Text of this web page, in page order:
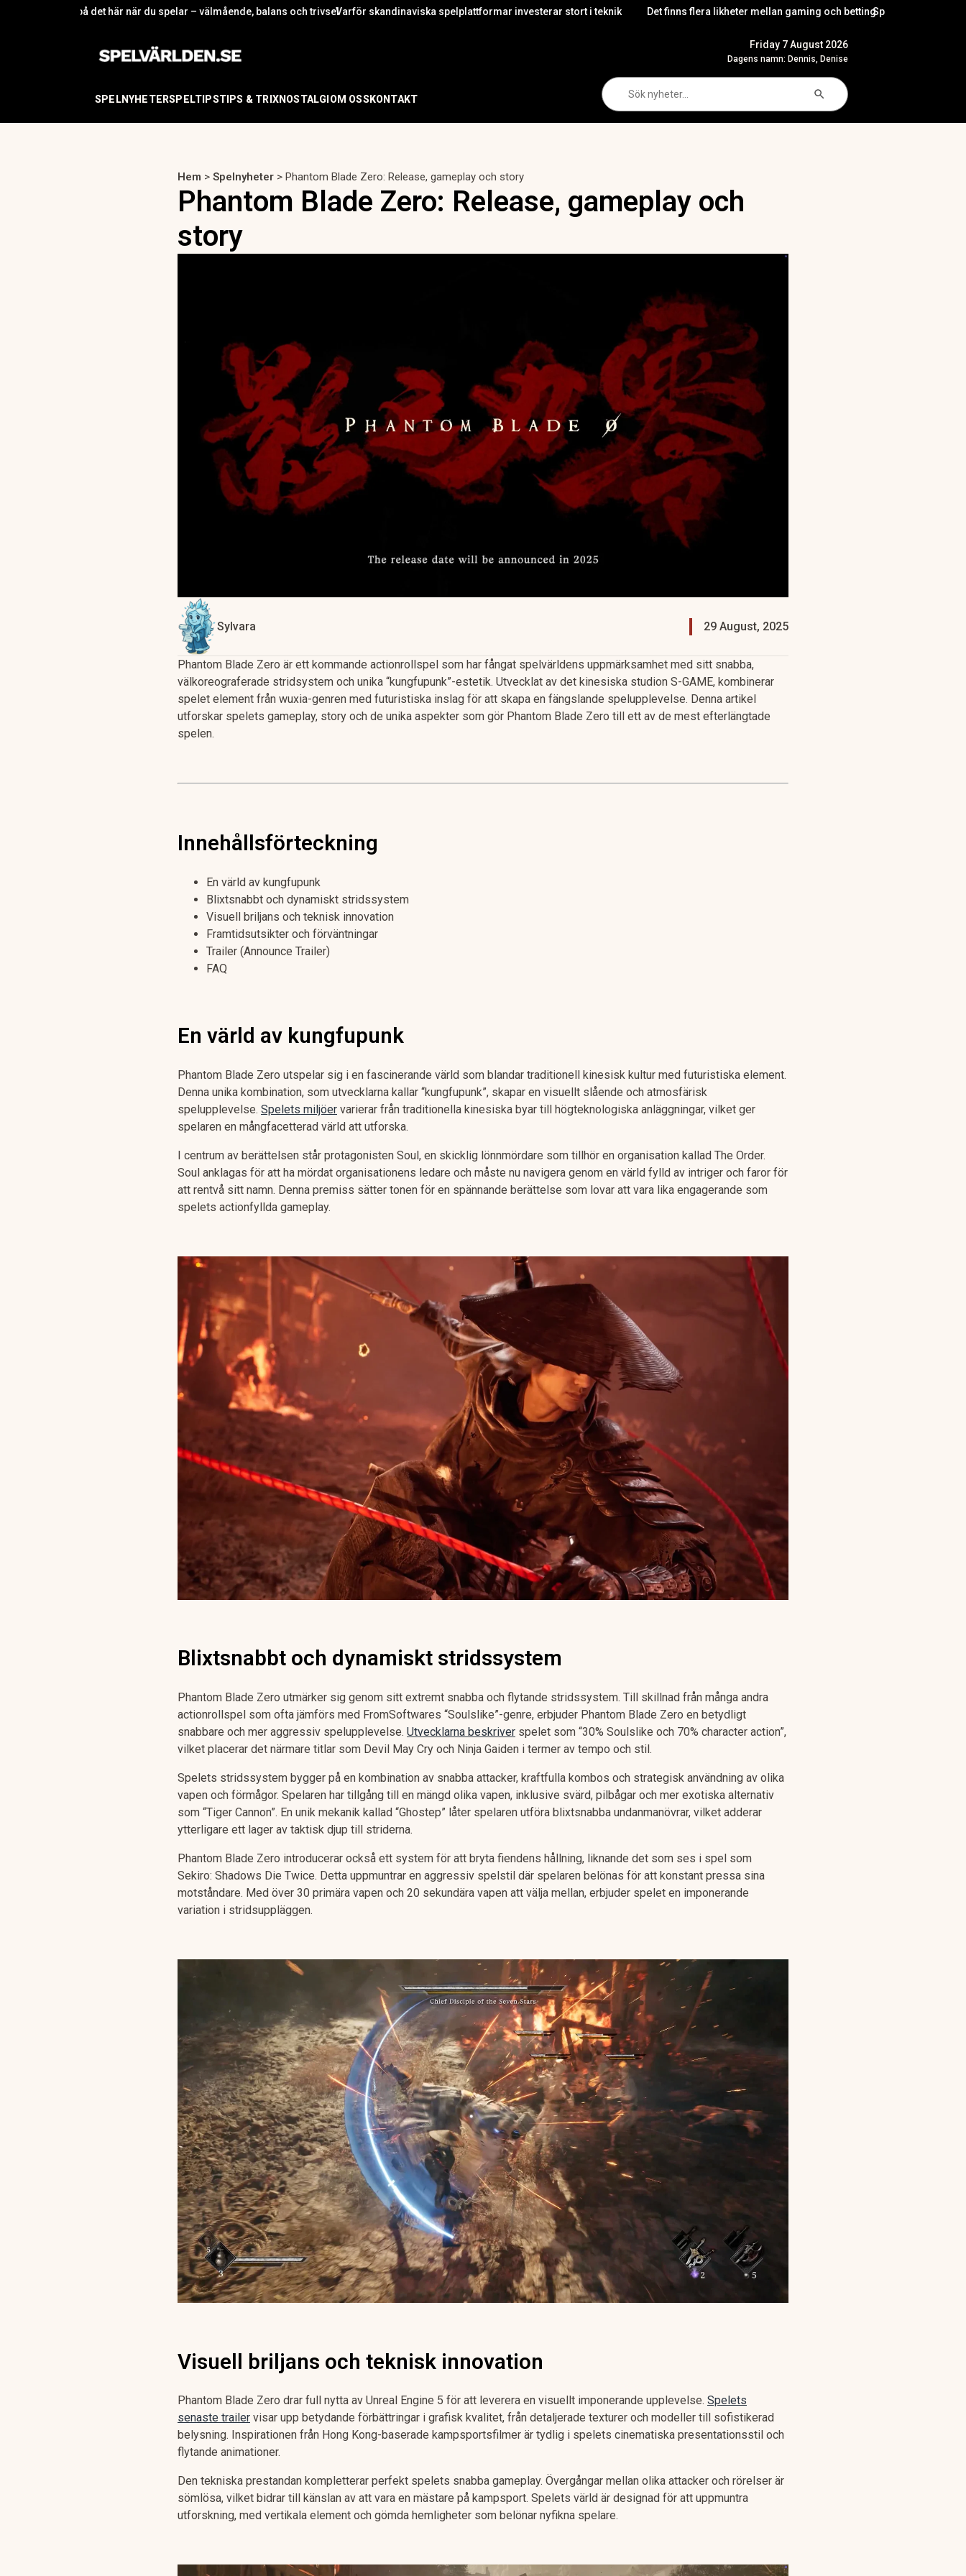
här när du spelar – välmående, balans och trivselVarför skandinaviska spelplattformar investerar stort i teknik Det finns flera likheter mellan gaming och bettingSpelpsykologi: varför transparens och
SPELNYHETERSPELTIPSTIPS & TRIXNOSTALGIOM OSSKONTAKT
Friday 7 August 2026
Dagens namn: Dennis, Denise
for:
Search Button
Hem > Spelnyheter > Phantom Blade Zero: Release, gameplay och story
Phantom Blade Zero: Release, gameplay och
story
Sylvara 29 August, 2025
Phantom Blade Zero är ett kommande actionrollspel som har fångat spelvärldens uppmärksamhet med sitt snabba,
välkoreograferade stridsystem och unika “kungfupunk”-estetik. Utvecklat av det kinesiska studion S-GAME, kombinerar
spelet element från wuxia-genren med futuristiska inslag för att skapa en fängslande spelupplevelse. Denna artikel
utforskar spelets gameplay, story och de unika aspekter som gör Phantom Blade Zero till ett av de mest efterlängtade
spelen.
Innehållsförteckning
En värld av kungfupunk
Blixtsnabbt och dynamiskt stridssystem
Visuell briljans och teknisk innovation
Framtidsutsikter och förväntningar
Trailer (Announce Trailer)
FAQ
En värld av kungfupunk
Phantom Blade Zero utspelar sig i en fascinerande värld som blandar traditionell kinesisk kultur med futuristiska element.
Denna unika kombination, som utvecklarna kallar “kungfupunk”, skapar en visuellt slående och atmosfärisk
spelupplevelse. Spelets miljöer varierar från traditionella kinesiska byar till högteknologiska anläggningar, vilket ger
spelaren en mångfacetterad värld att utforska.
I centrum av berättelsen står protagonisten Soul, en skicklig lönnmördare som tillhör en organisation kallad The Order.
Soul anklagas för att ha mördat organisationens ledare och måste nu navigera genom en värld fylld av intriger och faror för
att rentvå sitt namn. Denna premiss sätter tonen för en spännande berättelse som lovar att vara lika engagerande som
spelets actionfyllda gameplay.
Blixtsnabbt och dynamiskt stridssystem
Phantom Blade Zero utmärker sig genom sitt extremt snabba och flytande stridssystem. Till skillnad från många andra
actionrollspel som ofta jämförs med FromSoftwares “Soulslike”-genre, erbjuder Phantom Blade Zero en betydligt
snabbare och mer aggressiv spelupplevelse. Utvecklarna beskriver spelet som “30% Soulslike och 70% character action”,
vilket placerar det närmare titlar som Devil May Cry och Ninja Gaiden i termer av tempo och stil.
Spelets stridssystem bygger på en kombination av snabba attacker, kraftfulla kombos och strategisk användning av olika
vapen och förmågor. Spelaren har tillgång till en mängd olika vapen, inklusive svärd, pilbågar och mer exotiska alternativ
som “Tiger Cannon”. En unik mekanik kallad “Ghostep” låter spelaren utföra blixtsnabba undanmanövrar, vilket adderar
ytterligare ett lager av taktisk djup till striderna.
Phantom Blade Zero introducerar också ett system för att bryta fiendens hållning, liknande det som ses i spel som
Sekiro: Shadows Die Twice. Detta uppmuntrar en aggressiv spelstil där spelaren belönas för att konstant pressa sina
motståndare. Med över 30 primära vapen och 20 sekundära vapen att välja mellan, erbjuder spelet en imponerande
variation i stridsuppläggen.
Visuell briljans och teknisk innovation
Phantom Blade Zero drar full nytta av Unreal Engine 5 för att leverera en visuellt imponerande upplevelse. Spelets
senaste trailer visar upp betydande förbättringar i grafisk kvalitet, från detaljerade texturer och modeller till sofistikerad
belysning. Inspirationen från Hong Kong-baserade kampsportsfilmer är tydlig i spelets cinematiska presentationsstil och
flytande animationer.
Den tekniska prestandan kompletterar perfekt spelets snabba gameplay. Övergångar mellan olika attacker och rörelser är
sömlösa, vilket bidrar till känslan av att vara en mästare på kampsport. Spelets värld är designad för att uppmuntra
utforskning, med vertikala element och gömda hemligheter som belönar nyfikna spelare.